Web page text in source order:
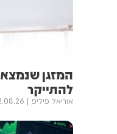
המזגן
להתייקר
אוריאל פיליפ